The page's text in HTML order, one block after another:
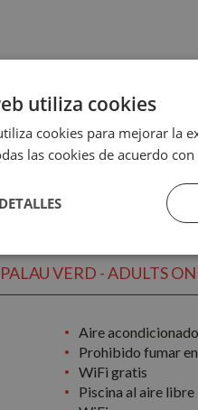
SIN
VERD - ADULTS
Aire acondicionado
Prohibido fumar
WiFi gratis
Piscina al aire libre
utiliza cookies
cookies para mejorar la
las cookies de acuerdo
Cookies de
rendimiento